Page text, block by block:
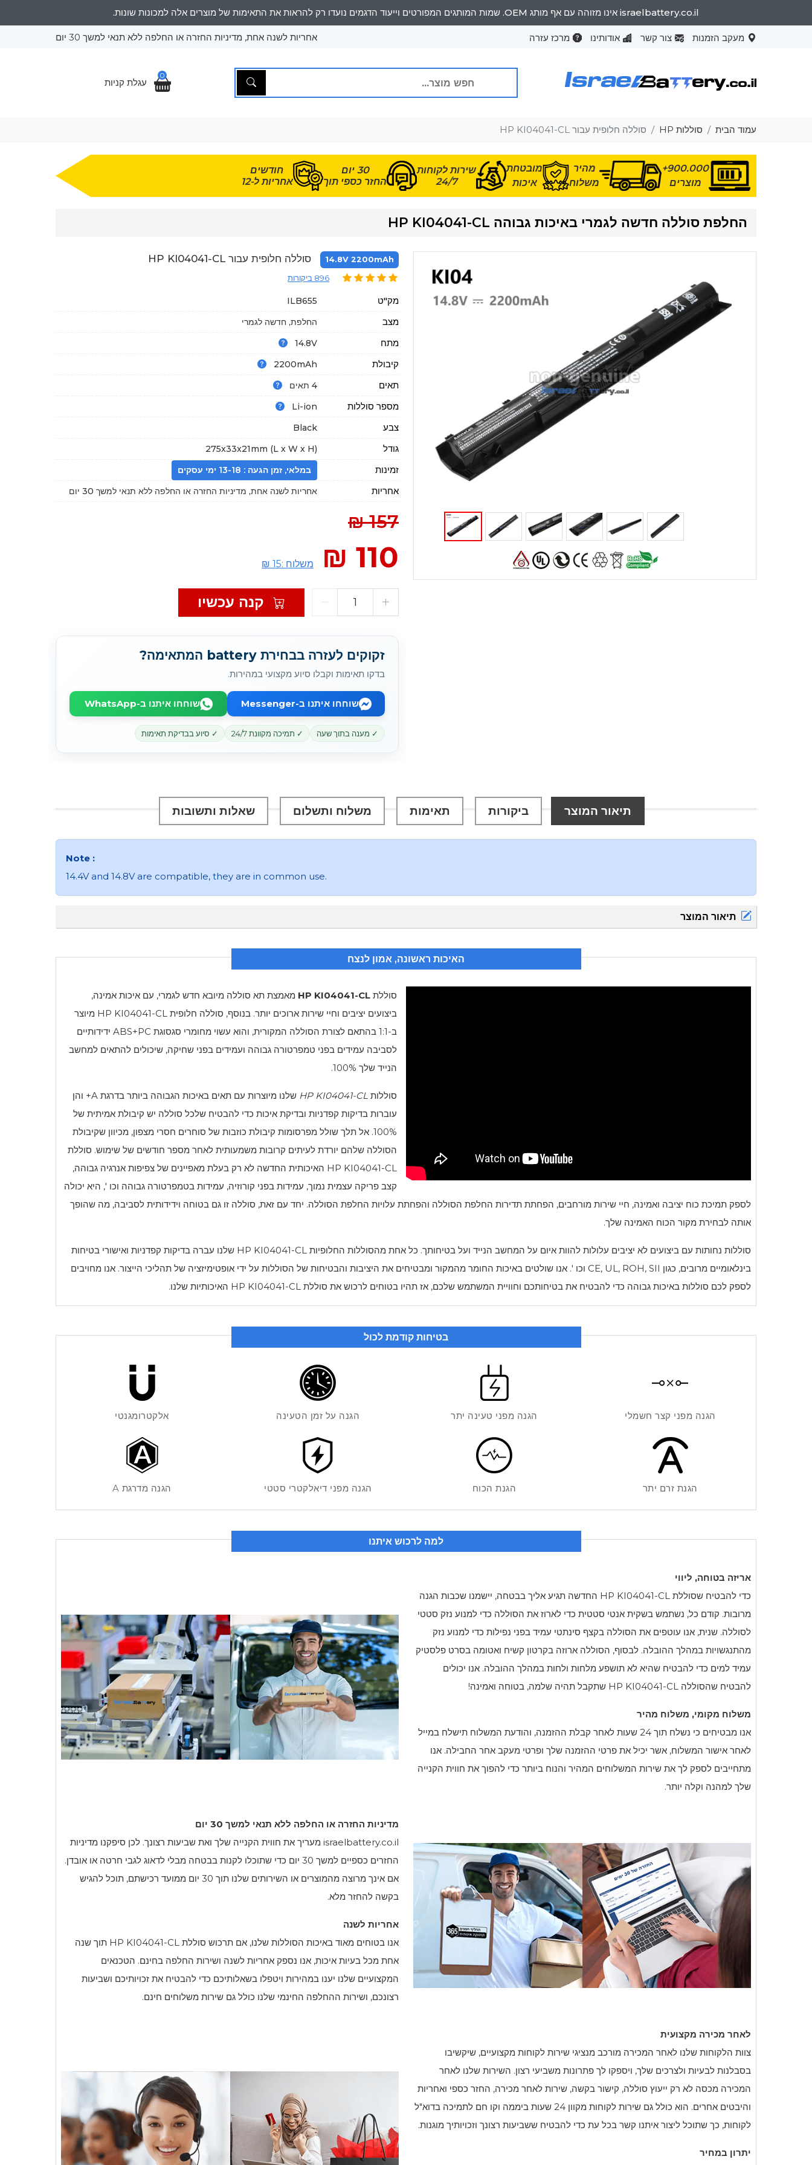
israelbattery.co.il אינו מזוהה עם אף מותג OEM. שמות המותגים המפורטים וייעוד הדגמים נועדו רק להראות את התאימות של מוצרים אלה למכונות שונות.
מעקב הזמנות צור קשר אודותינו מרכז עזרה אחריות לשנה אחת, מדיניות החזרה או החלפה ללא תנאי למשך 30 יום
0
עגלת קניות
עמוד הבית סוללות HP סוללה חלופית עבור HP KI04041-CL
900.000+
מוצרים
מהיר
משלוח
מובטחת
איכות
שירות לקוחות
24/7
30 יום
החזר כספי תוך
חודשים
אחריות ל-12
החלפת סוללה חדשה לגמרי באיכות גבוהה HP KI04041-CL
14.8V 2200mAh סוללה חלופית עבור HP KI04041-CL
896 ביקורות
מק"ט ILB655
מצב החלפת, חדשה לגמרי
מתח 14.8V
קיבולת 2200mAh
תאים 4 תאים
מספר סוללות Li-ion
צבע Black
גודל 275x33x21mm (L x W x H)
זמינות במלאי, זמן הגעה : 13-18 ימי עסקים
אחריות אחריות לשנה אחת, מדיניות החזרה או החלפה ללא תנאי למשך 30 יום
157 ₪
110 ₪ משלוח :15 ₪
זקוקים לעזרה בבחירת battery המתאימה?
בדקו תאימות וקבלו סיוע מקצועי במהירות.
שוחחו איתנו ב-Messenger שוחחו איתנו ב-WhatsApp
✓ מענה בתוך שעה ✓ תמיכה מקוונת 24/7 ✓ סיוע בבדיקת תאימות
תיאור המוצר ביקורות תאימות משלוח ותשלום שאלות ותשובות
Note :
14.4V and 14.8V are compatible, they are in common use.
תיאור המוצר
האיכות ראשונה, אמון לנצח
סוללת HP KI04041-CL מאמצת תא סוללה מיובא חדש לגמרי, עם איכות אמינה,
ביצועים יציבים וחיי שירות ארוכים יותר. בנוסף, סוללה חלופית HP KI04041-CL מיוצר
ב-1:1 בהתאם לצורת הסוללה המקורית, והוא עשוי מחומרי סגסוגת ABS+PC ידידותיים
לסביבה עמידים בפני טמפרטורה גבוהה ועמידים בפני שחיקה, שיכולים להתאים למחשב
הנייד שלך 100%.
סוללות HP KI04041-CL
שלנו מיוצרות עם תאים באיכות הגבוהה ביותר בדרגת A+ והן
עוברות בדיקות קפדניות ובדיקת איכות כדי להבטיח שלכל סוללה יש קיבולת אמיתית של
100%. אל תלך שולל מפרסומות קיבולת כוזבות של סוחרים חסרי מצפון, מכיוון שקיבולת
הסוללה שלהם יורדת לעיתים קרובות משמעותית לאחר מספר חודשים של שימוש. סוללת
HP KI04041-CL האיכותית החדשה לא רק בעלת מאפיינים של צפיפות אנרגיה גבוהה,
קצב פריקה עצמית נמוך, עמידות בפני קורוזיה, עמידות בטמפרטורה גבוהה וכו ', היא יכולה
לספק תמיכת כוח יציבה ואמינה, חיי שירות מורחבים, הפחתת תדירות החלפת הסוללה והפחתת עלויות החלפת הסוללה. יחד עם זאת, סוללה זו גם בטוחה וידידותית לסביבה, מה שהופך
אותה לבחירת מקור הכוח האמינה שלך.
סוללות נחותות עם ביצועים לא יציבים עלולות להוות איום על המחשב הנייד ועל בטיחותך. כל אחת מהסוללות החלופיות HP KI04041-CL שלנו עברה בדיקות קפדניות ואישורי בטיחות
בינלאומיים מרובים, כגון CE, UL, ROH, SII וכו '. אנו שולטים באיכות החומר מהמקור ומבטיחים את היציבות והבטיחות של הסוללות על ידי אופטימיזציה של תהליכי הייצור. אנו מחויבים
לספק לכם סוללות באיכות גבוהה כדי להבטיח את בטיחותכם וחוויית המשתמש שלכם, אז תהיו בטוחים לרכוש את סוללת HP KI04041-CL האיכותיות שלנו.
בטיחות קודמת לכול
הגנה מפני קצר חשמלי הגנה מפני טעינה יתר הגנה על זמן הטעינה אלקטרומגנטי
הגנת זרם יתר הגנת הכוח הגנה מפני דיאלקטרי סטטי הגנה מדרגת A
למה לרכוש איתנו
אריזה בטוחה, ליווי
כדי להבטיח שסוללת HP KI04041-CL החדשה תגיע אליך בבטחה, יישמנו שכבות הגנה
מרובות. קודם כל, נשתמש בשקית אנטי סטטית כדי לארוז את הסוללה כדי למנוע נזק סטטי
לסוללה. שנית, אנו עוטפים את הסוללה בקצף סינתטי עמיד בפני נפילות כדי למנוע נזק
מהתנגשויות במהלך ההובלה. לבסוף, הסוללה ארוזה בקרטון קשיח ואטומה בסרט פלסטיק
עמיד למים כדי להבטיח שהיא לא תושפע מלחות ולחות במהלך ההובלה. אנו יכולים
להבטיח שהסוללה HP KI04041-CL שתקבל תהיה שלמה, בטוחה ואמינה!
משלוח מקומי, משלוח מהיר
אנו מבטיחים כי נשלח תוך 24 שעות לאחר קבלת ההזמנה, והודעת המשלוח תישלח במייל
לאחר אישור המשלוח, אשר יכיל את פרטי ההזמנה שלך ופרטי מעקב אחר החבילה. אנו
מתחייבים לספק לך את שירות המשלוחים המהיר והנוח ביותר כדי להפוך את חווית הקנייה
שלך למהנה וקלה יותר.
מדיניות החזרה או החלפה ללא תנאי למשך 30 יום
israelbattery.co.il מעריך את חווית הקנייה שלך ואת שביעות רצונך. לכן סיפקנו מדיניות
החזרים כספיים למשך 30 יום כדי שתוכלו לקנות בבטחה מבלי לדאוג לגבי חרטה או אובדן.
אם אינך מרוצה מהמוצרים או השירותים שלנו תוך 30 יום ממועד רכישתם, תוכל להגיש
בקשה להחזר מלא.
אחריות לשנה
אנו בטוחים מאוד באיכות הסוללות שלנו, אם תרכוש סוללת HP KI04041-CL תוך שנה
אחת מכל בעיות איכות, אנו נספק אחריות לשנה ושירות החלפה בחינם. הטכנאים
המקצועיים שלנו יענו במהירות ויטפלו בשאלותיכם כדי להבטיח את זכויותיכם ושביעות
רצונכם, ושירות ההחלפה החינמי שלנו כולל גם שירות משלוחים חינם.
לאחר מכירה מקצועית
צוות הלקוחות שלנו לאחר המכירה מורכב מנציגי שירות לקוחות מקצועיים, שיקשיבו
בסבלנות לבעיות ולצרכים שלך, ויספקו לך פתרונות משביעי רצון. השירות שלנו לאחר
המכירה מכסה לא רק ייעוץ סוללה, קישור בקשה, שירות לאחר מכירה, החזר כספי ואחריות
והיבטים אחרים. הוא כולל גם שירות לקוחות מקוון 24 שעות ביממה וקו חם לתמיכה בדוא"ל
לקוחות, כך שתוכל ליצור איתנו קשר בכל עת כדי להבטיח ששביעות רצונך וזכויותיך מוגנות.
יתרון במחיר